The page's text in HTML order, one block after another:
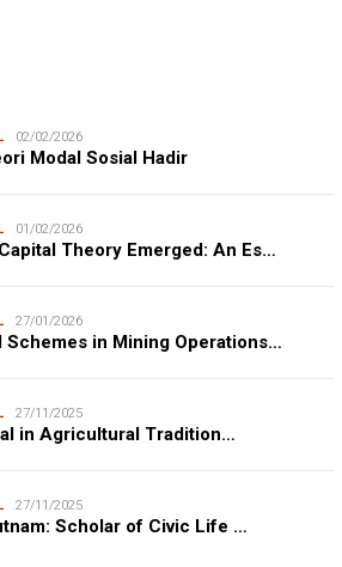
02/02/2026
Modal Sosial Hadir
01/02/2026
Theory Emerged: An Es…
27/01/2026
Schemes in Mining Operations…
27/11/2025
in Agricultural Tradition…
27/11/2025
Scholar of Civic Life …